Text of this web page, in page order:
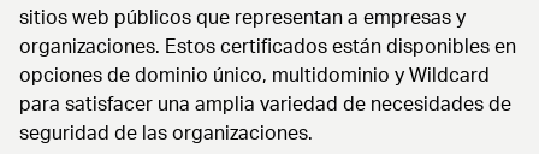
sitios web públicos que representan a empresas y
organizaciones. Estos certificados están disponibles en
opciones de dominio único, multidominio y Wildcard
para satisfacer una amplia variedad de necesidades de
seguridad de las organizaciones.